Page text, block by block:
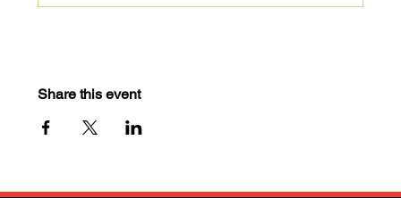
Share this event